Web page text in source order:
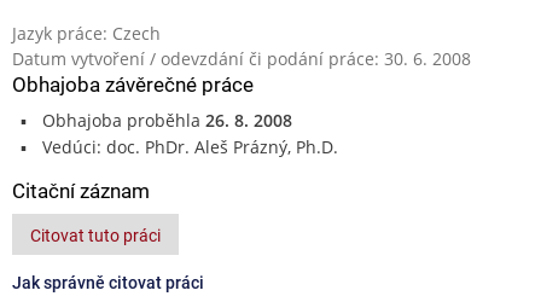
Jazyk práce: Czech
Datum vytvoření / odevzdání či podání práce: 30. 6. 2008
Obhajoba závěrečné práce
Obhajoba proběhla 26. 8. 2008
Vedúci: doc. PhDr. Aleš Prázný, Ph.D.
Citační záznam
Citovat tuto práci
Jak správně citovat práci